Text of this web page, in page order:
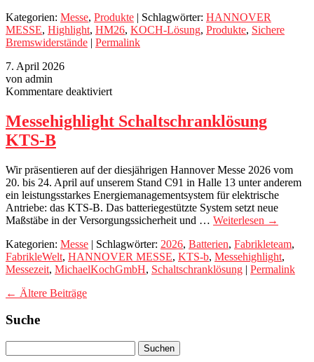
Kategorien: Messe, Produkte | Schlagwörter: HANNOVER
MESSE, Highlight, HM26, KOCH-Lösung, Produkte, Sichere
Bremswiderstände | Permalink
7. April 2026
von admin
Kommentare deaktiviertfür
Schaltschranklösung
KTS-
Messehighlight Schaltschranklösung
KTS-B
Wir präsentieren auf der diesjährigen Hannover Messe 2026 vom
20. bis 24. April auf unserem Stand C91 in Halle 13 unter anderem
ein leistungsstarkes Energiemanagementsystem für elektrische
Antriebe: das KTS-B. Das batteriegestützte System setzt neue
Maßstäbe in der Versorgungssicherheit und … Weiterlesen →
Kategorien: Messe | Schlagwörter: 2026, Batterien, Fabrikleteam,
FabrikleWelt, HANNOVER MESSE, KTS-b, Messehighlight,
Messezeit, MichaelKochGmbH, Schaltschranklösung | Permalink
← Ältere Beiträge
Suche